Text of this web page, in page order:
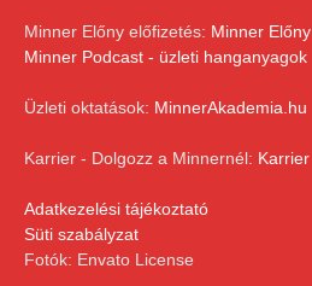
Minner Előny előfizetés: Minner Előny
Minner Podcast - üzleti hanganyagok
Üzleti oktatások: MinnerAkademia.hu
Karrier - Dolgozz a Minnernél: Karrier
Adatkezelési tájékoztató
Süti szabályzat
Fotók: Envato License